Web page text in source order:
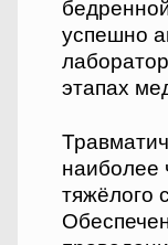
успешно
этапах
наиболее
тяжёлого